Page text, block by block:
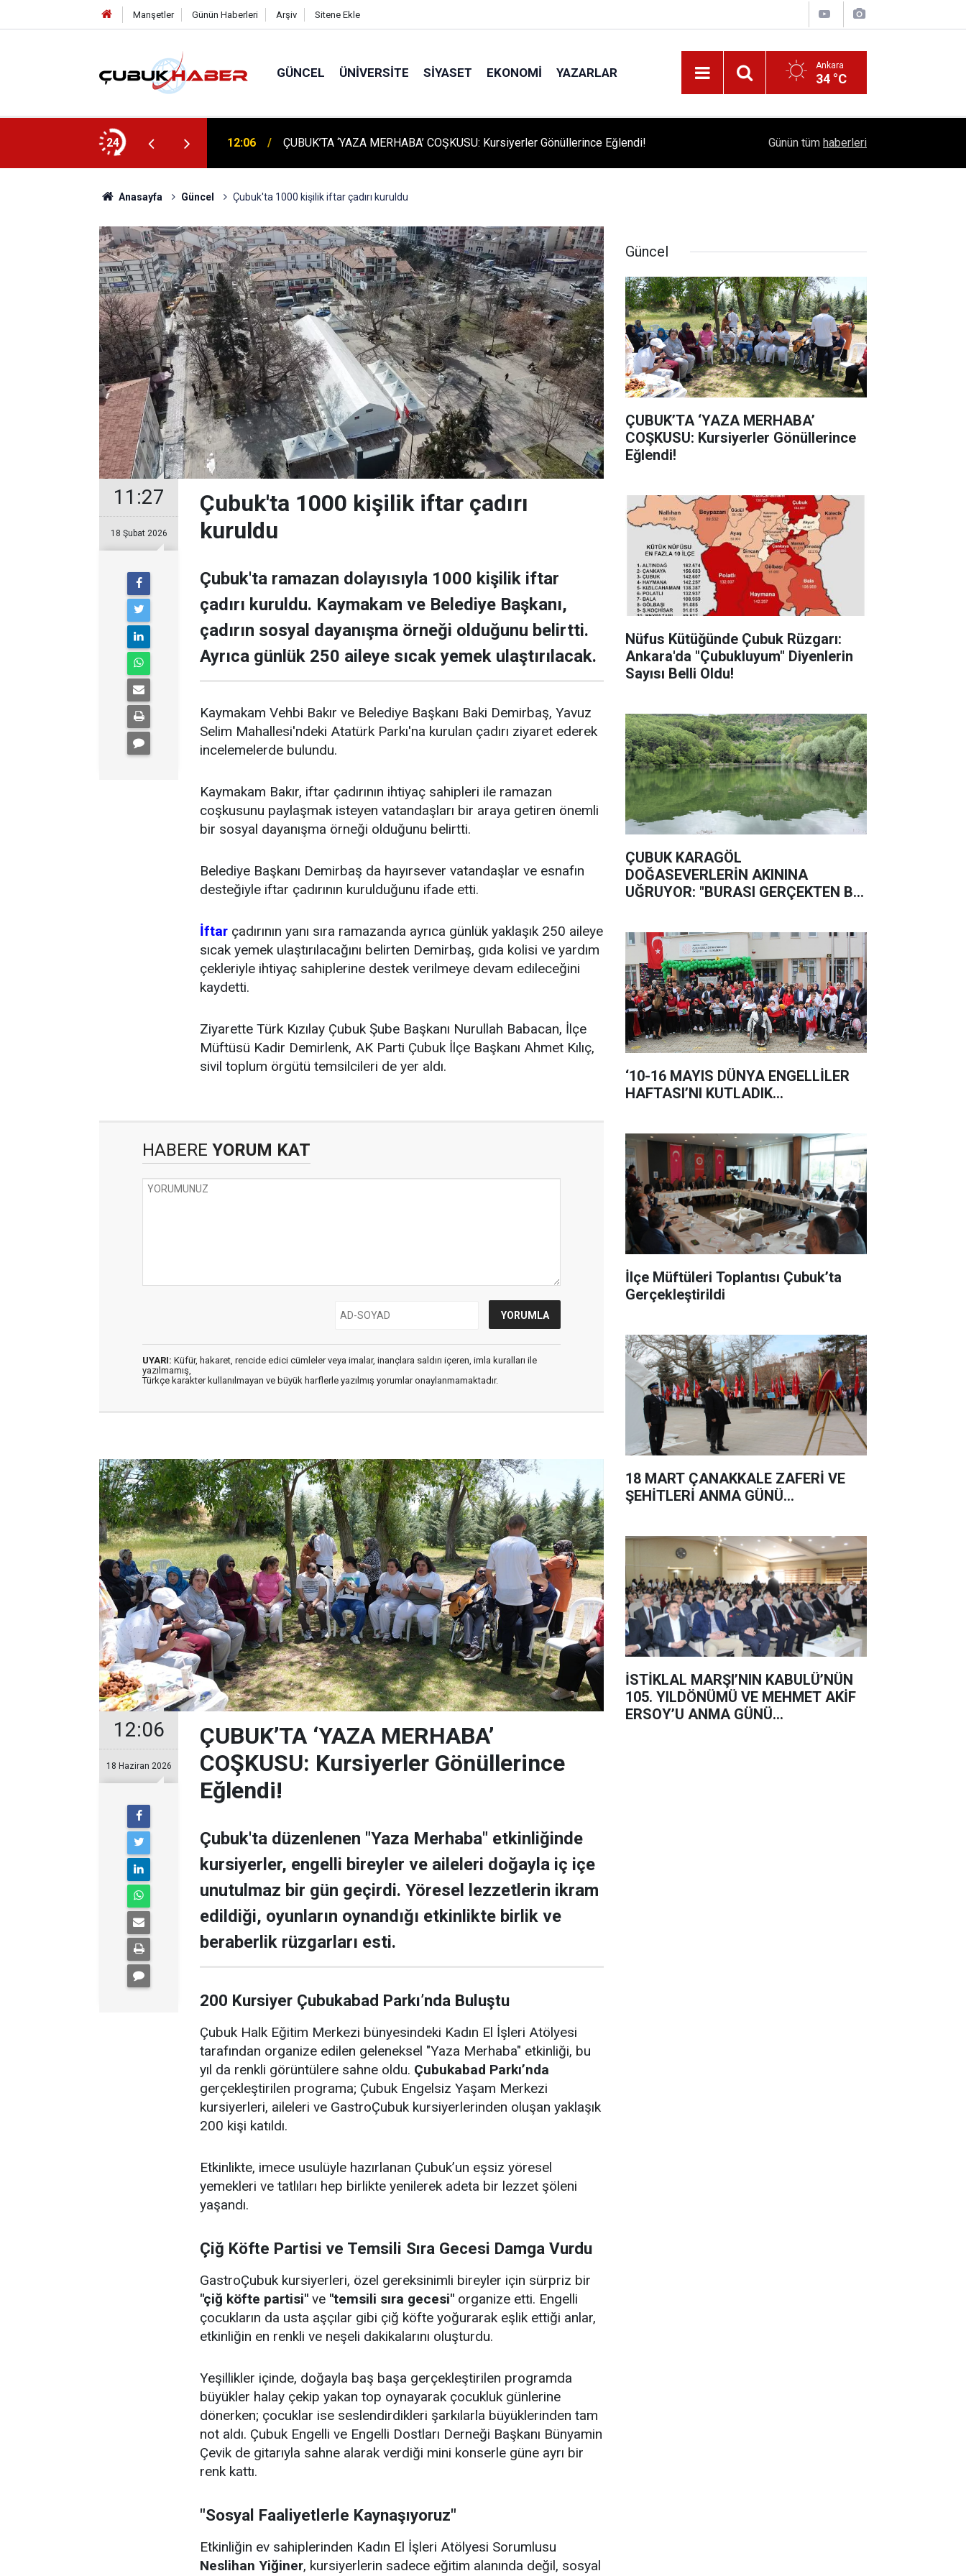
Manşetler Günün Haberleri Arşiv Sitene Ekle
GÜNCEL ÜNIVERSITE SIYASET EKONOMI YAZARLAR Ankara
34 °C
24
Eranıl Vizyonu 12:06 ÇUBUK’TA ‘YAZA MERHABA’ COŞKUSU: Kursiyerler Gönüllerince Eğlendi! 1504 Kep, Tek Bir Hedef: Bilim Kenti Çubuk
Günün tüm haberleri
Anasayfa Güncel Çubuk'ta 1000 kişilik iftar çadırı kuruldu
11:27
18 Şubat 2026
Çubuk'ta 1000 kişilik iftar çadırı
kuruldu
Çubuk'ta ramazan dolayısıyla 1000 kişilik iftar
çadırı kuruldu. Kaymakam ve Belediye Başkanı,
çadırın sosyal dayanışma örneği olduğunu belirtti.
Ayrıca günlük 250 aileye sıcak yemek ulaştırılacak.
Kaymakam Vehbi Bakır ve Belediye Başkanı Baki Demirbaş, Yavuz
Selim Mahallesi'ndeki Atatürk Parkı'na kurulan çadırı ziyaret ederek
incelemelerde bulundu.
Kaymakam Bakır, iftar çadırının ihtiyaç sahipleri ile ramazan
coşkusunu paylaşmak isteyen vatandaşları bir araya getiren önemli
bir sosyal dayanışma örneği olduğunu belirtti.
Belediye Başkanı Demirbaş da hayırsever vatandaşlar ve esnafın
desteğiyle iftar çadırının kurulduğunu ifade etti.
İftar çadırının yanı sıra ramazanda ayrıca günlük yaklaşık 250 aileye
sıcak yemek ulaştırılacağını belirten Demirbaş, gıda kolisi ve yardım
çekleriyle ihtiyaç sahiplerine destek verilmeye devam edileceğini
kaydetti.
Ziyarette Türk Kızılay Çubuk Şube Başkanı Nurullah Babacan, İlçe
Müftüsü Kadir Demirlenk, AK Parti Çubuk İlçe Başkanı Ahmet Kılıç,
sivil toplum örgütü temsilcileri de yer aldı.
HABERE YORUM KAT
UYARI: Küfür, hakaret, rencide edici cümleler veya imalar, inançlara saldırı içeren, imla kuralları ile
yazılmamış,
Türkçe karakter kullanılmayan ve büyük harflerle yazılmış yorumlar onaylanmamaktadır.
12:06
18 Haziran 2026
ÇUBUK’TA ‘YAZA MERHABA’
COŞKUSU: Kursiyerler Gönüllerince
Eğlendi!
Çubuk'ta düzenlenen "Yaza Merhaba" etkinliğinde
kursiyerler, engelli bireyler ve aileleri doğayla iç içe
unutulmaz bir gün geçirdi. Yöresel lezzetlerin ikram
edildiği, oyunların oynandığı etkinlikte birlik ve
beraberlik rüzgarları esti.
200 Kursiyer Çubukabad Parkı’nda Buluştu
Çubuk Halk Eğitim Merkezi bünyesindeki Kadın El İşleri Atölyesi
tarafından organize edilen geleneksel "Yaza Merhaba" etkinliği, bu
yıl da renkli görüntülere sahne oldu. Çubukabad Parkı’nda
gerçekleştirilen programa; Çubuk Engelsiz Yaşam Merkezi
kursiyerleri, aileleri ve GastroÇubuk kursiyerlerinden oluşan yaklaşık
200 kişi katıldı.
Etkinlikte, imece usulüyle hazırlanan Çubuk’un eşsiz yöresel
yemekleri ve tatlıları hep birlikte yenilerek adeta bir lezzet şöleni
yaşandı.
Çiğ Köfte Partisi ve Temsili Sıra Gecesi Damga Vurdu
GastroÇubuk kursiyerleri, özel gereksinimli bireyler için sürpriz bir
"çiğ köfte partisi" ve "temsili sıra gecesi" organize etti. Engelli
çocukların da usta aşçılar gibi çiğ köfte yoğurarak eşlik ettiği anlar,
etkinliğin en renkli ve neşeli dakikalarını oluşturdu.
Yeşillikler içinde, doğayla baş başa gerçekleştirilen programda
büyükler halay çekip yakan top oynayarak çocukluk günlerine
dönerken; çocuklar ise seslendirdikleri şarkılarla büyüklerinden tam
not aldı. Çubuk Engelli ve Engelli Dostları Derneği Başkanı Bünyamin
Çevik de gitarıyla sahne alarak verdiği mini konserle güne ayrı bir
renk kattı.
"Sosyal Faaliyetlerle Kaynaşıyoruz"
Etkinliğin ev sahiplerinden Kadın El İşleri Atölyesi Sorumlusu
Neslihan Yiğiner, kursiyerlerin sadece eğitim alanında değil, sosyal
Güncel
ÇUBUK’TA ‘YAZA MERHABA’
COŞKUSU: Kursiyerler Gönüllerince
Eğlendi!
Nüfus Kütüğünde Çubuk Rüzgarı:
Ankara'da "Çubukluyum" Diyenlerin
Sayısı Belli Oldu!
ÇUBUK KARAGÖL
DOĞASEVERLERİN AKININA
UĞRUYOR: "BURASI GERÇEKTEN BİR
‘10-16 MAYIS DÜNYA ENGELLİLER
HAFTASI’NI KUTLADIK…
İlçe Müftüleri Toplantısı Çubuk’ta
Gerçekleştirildi
18 MART ÇANAKKALE ZAFERİ VE
ŞEHİTLERİ ANMA GÜNÜ...
İSTİKLAL MARŞI’NIN KABULÜ’NÜN
105. YILDÖNÜMÜ VE MEHMET AKİF
ERSOY’U ANMA GÜNÜ...